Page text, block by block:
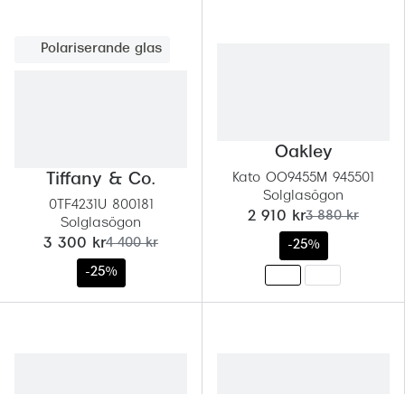
Polariserande glas
Tiffany & Co.
0TF4231U 800181
Solglasögon
nu:
3 300 krtidigare pris:
4 400 kr
-25%
Oakley
Kato OO9455M 945501
Solglasögon
nu:
2 910 krtidigare pris:
3 880 kr
-25%